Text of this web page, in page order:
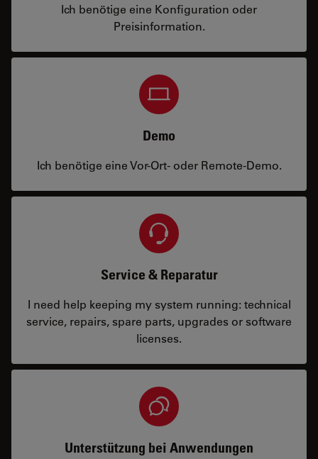
Ich benötige eine Konfiguration oder
Preisinformation.
Demo
Ich benötige eine Vor-Ort- oder Remote-Demo.
Service & Reparatur
I need help keeping my system running: technical
service, repairs, spare parts, upgrades or software
licenses.
Unterstützung bei Anwendungen